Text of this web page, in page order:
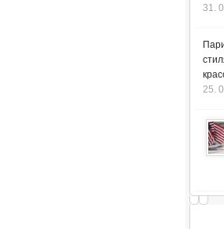
31.
25.